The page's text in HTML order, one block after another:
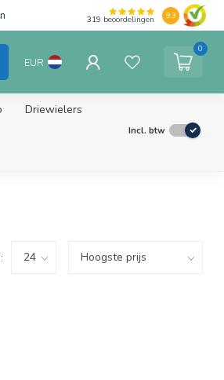
319 beoordelingen 9.3
EUR
0
Driewielers
Incl. btw